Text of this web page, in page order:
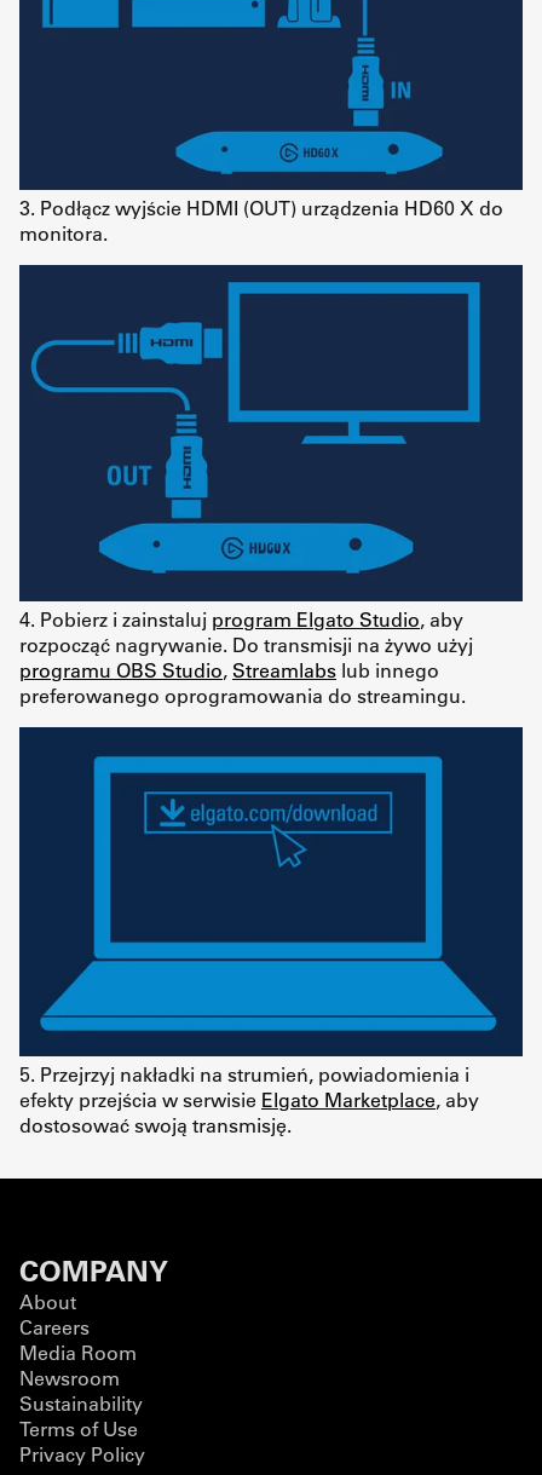
3. Podłącz wyjście HDMI (OUT) urządzenia HD60 X do
monitora.
4. Pobierz i zainstaluj program Elgato Studio, aby
rozpocząć nagrywanie. Do transmisji na żywo użyj
programu OBS Studio, Streamlabs lub innego
preferowanego oprogramowania do streamingu.
5. Przejrzyj nakładki na strumień, powiadomienia i
efekty przejścia w serwisie Elgato Marketplace, aby
dostosować swoją transmisję.
COMPANY
About
Careers
Media Room
Newsroom
Sustainability
Terms of Use
Privacy Policy